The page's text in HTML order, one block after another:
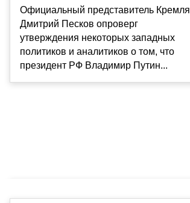
Официальный представитель Кремля
Дмитрий Песков опроверг
утверждения некоторых западных
политиков и аналитиков о том, что
президент РФ Владимир Путин...